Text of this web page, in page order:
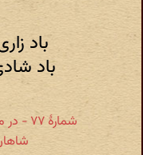
باد
باد
شمارهٔ